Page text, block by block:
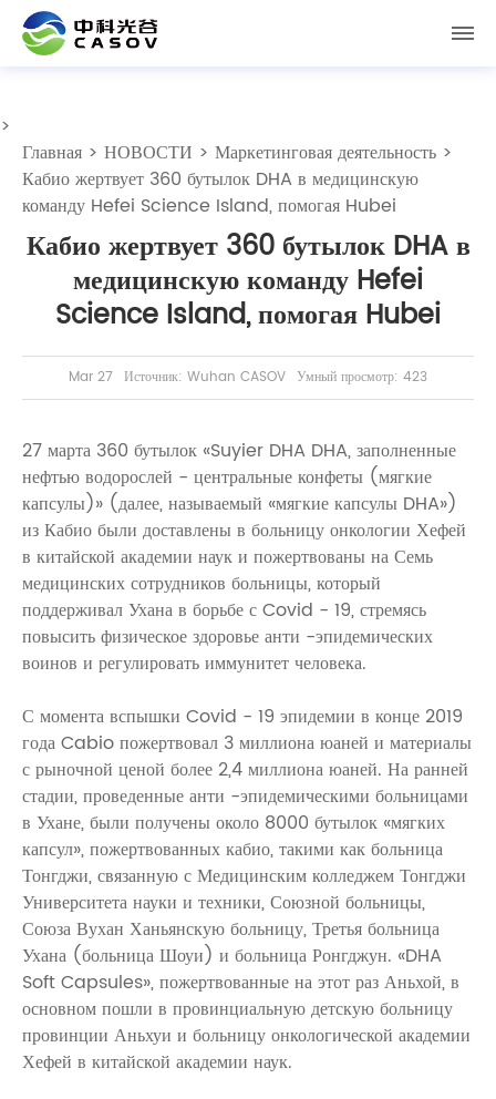
>
Главная > НОВОСТИ > Маркетинговая деятельность >
Кабио жертвует 360 бутылок DHA в медицинскую
команду Hefei Science Island, помогая Hubei
Кабио жертвует 360 бутылок DHA в
медицинскую команду Hefei
Science Island, помогая Hubei
Mar 27 Источник: Wuhan CASOV Умный просмотр: 423
27 марта 360 бутылок «Suyier DHA DHA, заполненные
нефтью водорослей - центральные конфеты (мягкие
капсулы)» (далее, называемый «мягкие капсулы DHA»)
из Кабио были доставлены в больницу онкологии Хефей
в китайской академии наук и пожертвованы на Семь
медицинских сотрудников больницы, который
поддерживал Ухана в борьбе с Covid - 19, стремясь
повысить физическое здоровье анти -эпидемических
воинов и регулировать иммунитет человека.
С момента вспышки Covid - 19 эпидемии в конце 2019
года Cabio пожертвовал 3 миллиона юаней и материалы
с рыночной ценой более 2,4 миллиона юаней. На ранней
стадии, проведенные анти -эпидемическими больницами
в Ухане, были получены около 8000 бутылок «мягких
капсул», пожертвованных кабио, такими как больница
Тонгджи, связанную с Медицинским колледжем Тонгджи
Университета науки и техники, Союзной больницы,
Союза Вухан Ханьянскую больницу, Третья больница
Ухана (больница Шоуи) и больница Ронгджун. «DHA
Soft Capsules», пожертвованные на этот раз Аньхой, в
основном пошли в провинциальную детскую больницу
провинции Аньхуи и больницу онкологической академии
Хефей в китайской академии наук.